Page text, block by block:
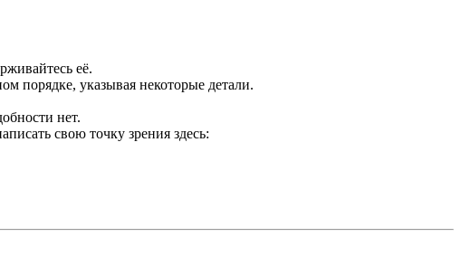
её.
порядке, указывая некоторые детали.
нет.
свою точку зрения здесь: